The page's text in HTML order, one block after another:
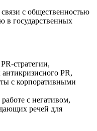
с общественностью
в государственных
стратегии,
PR,
корпоративными
с негативом,
речей для